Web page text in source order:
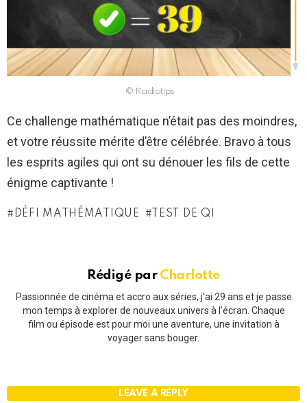
© Radiotips
Ce challenge mathématique n’était pas des moindres,
et votre réussite mérite d’être célébrée. Bravo à tous
les esprits agiles qui ont su dénouer les fils de cette
énigme captivante !
DÉFI MATHÉMATIQUE TEST DE QI
Rédigé par Charlotte
Passionnée de cinéma et accro aux séries, j'ai 29 ans et je passe
mon temps à explorer de nouveaux univers à l'écran. Chaque
film ou épisode est pour moi une aventure, une invitation à
voyager sans bouger.
LEAVE A REPLY